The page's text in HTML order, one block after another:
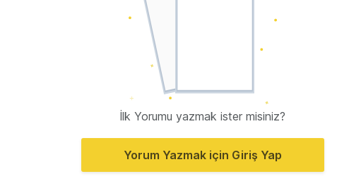
İlk Yorumu yazmak ister misiniz?
Yorum Yazmak için Giriş Yap